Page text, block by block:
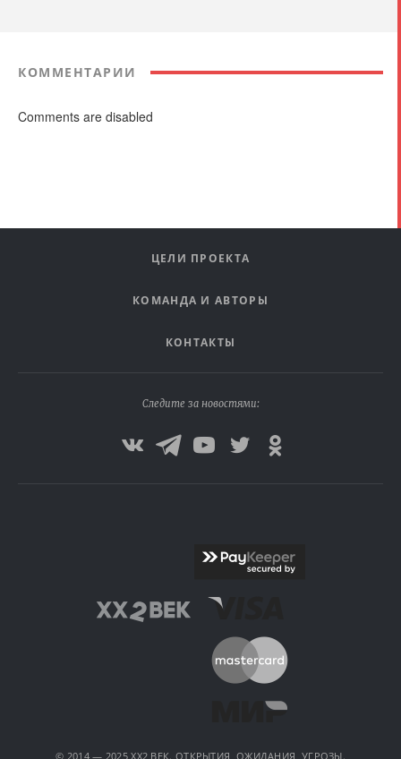
КОММЕНТАРИИ
Comments are disabled
ЦЕЛИ ПРОЕКТА
КОМАНДА И АВТОРЫ
КОНТАКТЫ
Следите за новостями:
© 2014 — 2025 XX2 ВЕК. ОТКРЫТИЯ, ОЖИДАНИЯ, УГРОЗЫ.